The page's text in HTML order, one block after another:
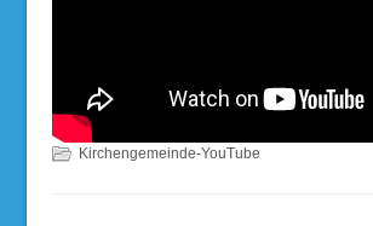
Kirchengemeinde-YouTube